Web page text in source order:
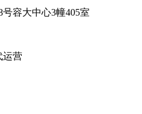
容大中心3幢405室
运营